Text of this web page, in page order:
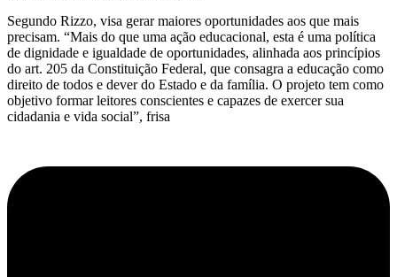
Segundo Rizzo, visa gerar maiores oportunidades aos que mais
precisam. “Mais do que uma ação educacional, esta é uma política
de dignidade e igualdade de oportunidades, alinhada aos princípios
do art. 205 da Constituição Federal, que consagra a educação como
direito de todos e dever do Estado e da família. O projeto tem como
objetivo formar leitores conscientes e capazes de exercer sua
cidadania e vida social”, frisa